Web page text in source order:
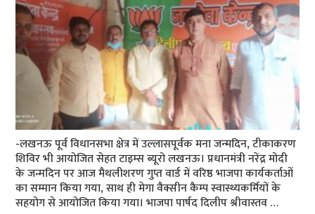
-लखनऊ पूर्व विधानसभा क्षेत्र में उल्‍लासपूर्वक मना जन्‍मदिन, टीकाकरण
शिविर भी आयो‍जित सेहत टाइम्‍स ब्‍यूरो लखनऊ। प्रधानमंत्री नरेंद्र मोदी
के जन्मदिन पर आज मैथलीशरण गुप्त वार्ड में वरिष्ठ भाजपा कार्यकर्ताओं
का सम्मान किया गया, साथ ही मेगा वैक्सीन कैम्प स्वास्थ्यकर्मियों के
सहयोग से आयोजित किया गया। भाजपा पार्षद दिलीप श्रीवास्तव …